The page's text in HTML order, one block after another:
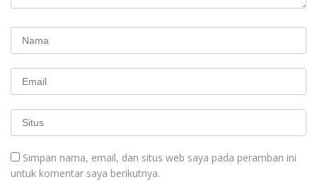
Simpan nama, email, dan situs web saya pada peramban ini
untuk komentar saya berikutnya.